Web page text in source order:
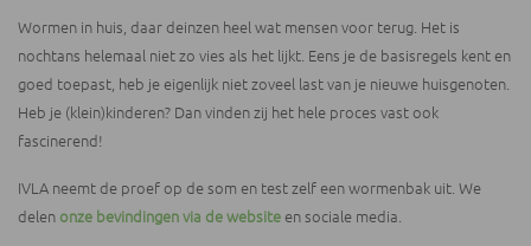
Wormen in huis, daar deinzen heel wat mensen voor terug. Het is
nochtans helemaal niet zo vies als het lijkt. Eens je de basisregels kent en
goed toepast, heb je eigenlijk niet zoveel last van je nieuwe huisgenoten.
Heb je (klein)kinderen? Dan vinden zij het hele proces vast ook
fascinerend!
IVLA neemt de proef op de som en test zelf een wormenbak uit. We
delen onze bevindingen via de websiteen sociale media.